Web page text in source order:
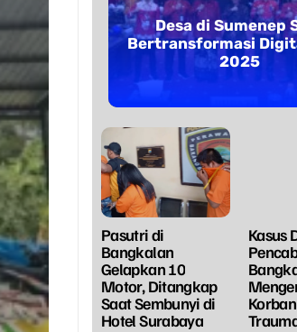
Pasutri di
Bangkalan
Gelapkan 10
Motor, Ditangkap
Saat Sembunyi di
Hotel Surabaya
Kasus
Desa di Sumenep
Bertransformasi
2025